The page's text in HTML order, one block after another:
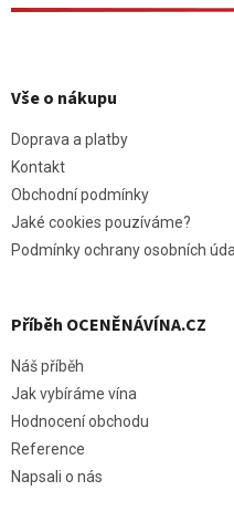
pVše o nákupu
Doprava a platby
Kontakt
Obchodní podmínky
Jaké cookies pouzíváme?
Podmínky ochrany osobních
Příběh OCENĚNÁVÍNA.CZ
Náš příběh
Jak vybíráme vína
Hodnocení obchodu
Reference
Napsali o nás